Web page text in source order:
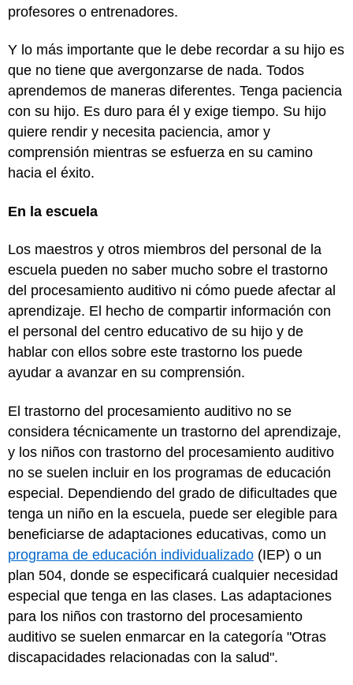
profesores o entrenadores.
Y lo más importante que le debe recordar a su hijo es
que no tiene que avergonzarse de nada. Todos
aprendemos de maneras diferentes. Tenga paciencia
con su hijo. Es duro para él y exige tiempo. Su hijo
quiere rendir y necesita paciencia, amor y
comprensión mientras se esfuerza en su camino
hacia el éxito.
En la escuela
Los maestros y otros miembros del personal de la
escuela pueden no saber mucho sobre el trastorno
del procesamiento auditivo ni cómo puede afectar al
aprendizaje. El hecho de compartir información con
el personal del centro educativo de su hijo y de
hablar con ellos sobre este trastorno los puede
ayudar a avanzar en su comprensión.
El trastorno del procesamiento auditivo no se
considera técnicamente un trastorno del aprendizaje,
y los niños con trastorno del procesamiento auditivo
no se suelen incluir en los programas de educación
especial. Dependiendo del grado de dificultades que
tenga un niño en la escuela, puede ser elegible para
beneficiarse de adaptaciones educativas, como un
programa de educación individualizado (IEP) o un
plan 504, donde se especificará cualquier necesidad
especial que tenga en las clases. Las adaptaciones
para los niños con trastorno del procesamiento
auditivo se suelen enmarcar en la categoría "Otras
discapacidades relacionadas con la salud".